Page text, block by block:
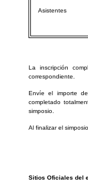
Asistentes
La inscripción
correspondiente.
Envíe el importe
completado
simposio.
Al finalizar el
Sitios Oficiales del